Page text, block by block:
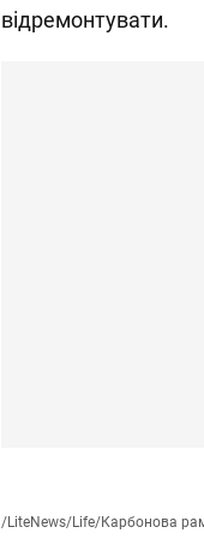
відремонтувати.
/LiteNews/Life/Карбонова